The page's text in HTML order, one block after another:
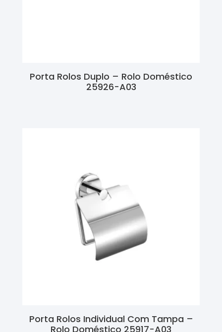
Porta Rolos Duplo – Rolo Doméstico
25926-A03
Porta Rolos Individual Com Tampa –
Rolo Doméstico 25917-A03